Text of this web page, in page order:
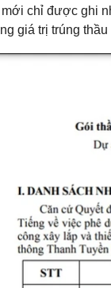
chỉ được ghi
giá trị trúng